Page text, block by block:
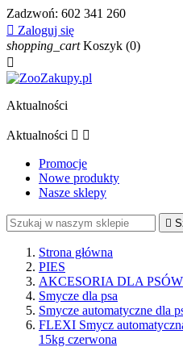
Zadzwoń: 602 341 260
 Zaloguj się
shopping_cart Koszyk (0)

Aktualności
Aktualności  
Promocje
Nowe produkty
Nasze sklepy

Strona główna
PIES
AKCESORIA DLA PSÓW
Smycze dla psa
Smycze automatyczne dla
FLEXI Smycz
15kg czerwona